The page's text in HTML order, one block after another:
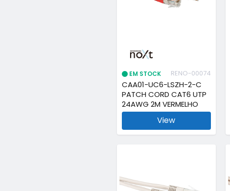
EM STOCK RENO-00074
CAA01-UC6-LSZH-2-C
PATCH CORD CAT6 UTP
24AWG 2M VERMELHO
View